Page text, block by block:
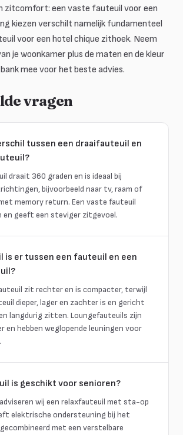
zitcomfort: een vaste fauteuil voor een
kiezen verschilt namelijk fundamenteel
voor een hotel chique zithoek. Neem
je woonkamer plus de maten en de kleur
mee voor het beste advies.
vragen
tussen een draaifauteuil en
draait 360 graden en is ideaal bij
bijvoorbeeld naar tv, raam of
memory return. Een vaste fauteuil
geeft een steviger zitgevoel.
is er tussen een fauteuil en een
zit rechter en is compacter, terwijl
dieper, lager en zachter is en gericht
langdurig zitten. Loungefauteuils zijn
en hebben weglopende leuningen voor
is geschikt voor senioren?
wij een relaxfauteuil met sta-op
elektrische ondersteuning bij het
met een verstelbare